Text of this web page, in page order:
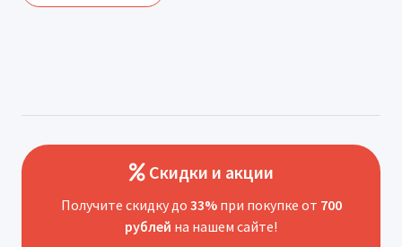
Скидки и акции
Получите скидку до 33%при покупке от 700
рублей на нашем сайте!